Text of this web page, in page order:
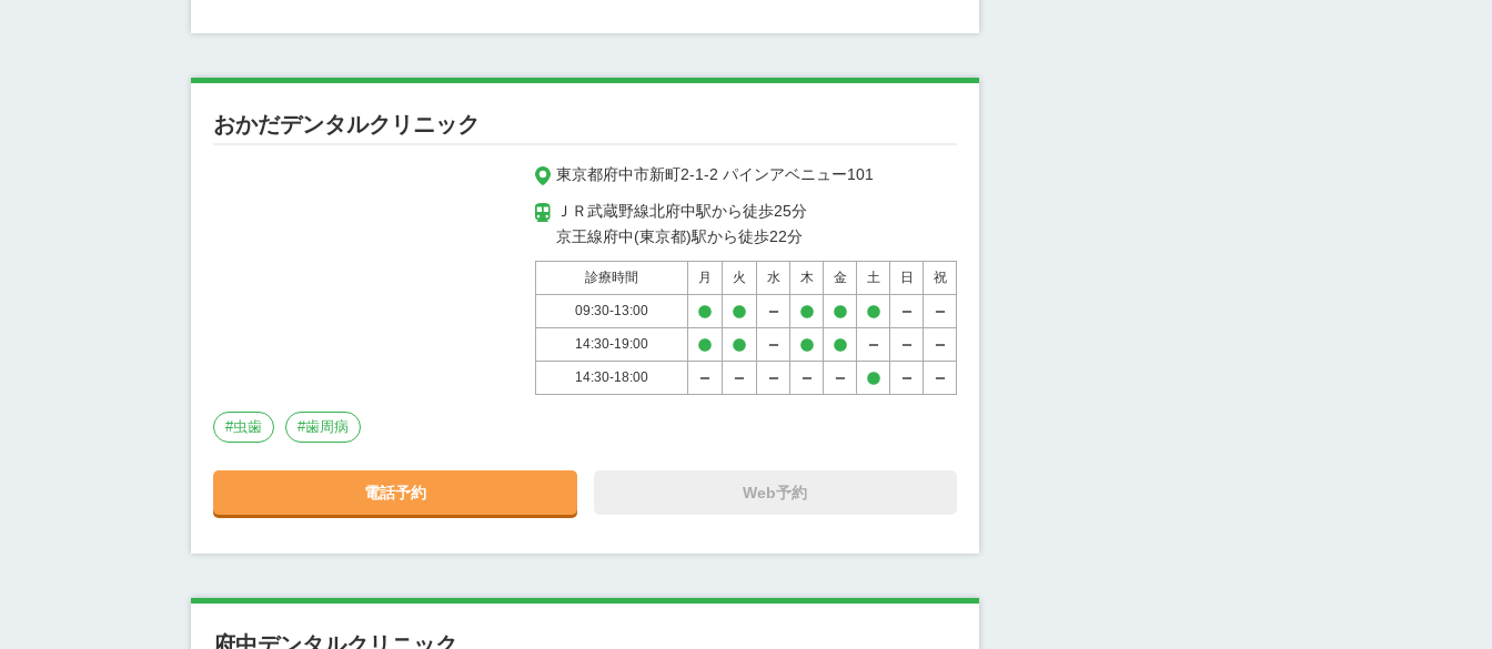
おかだデンタルクリニック
東京都府中市新町2-1-2 パインアベニュー101
ＪＲ武蔵野線北府中駅から徒歩25分
京王線府中(東京都)駅から徒歩22分
診療時間 月 火 水 木 金 土 日 祝
09:30-13:00
14:30-19:00
14:30-18:00
#虫歯 #歯周病
電話予約 Web予約